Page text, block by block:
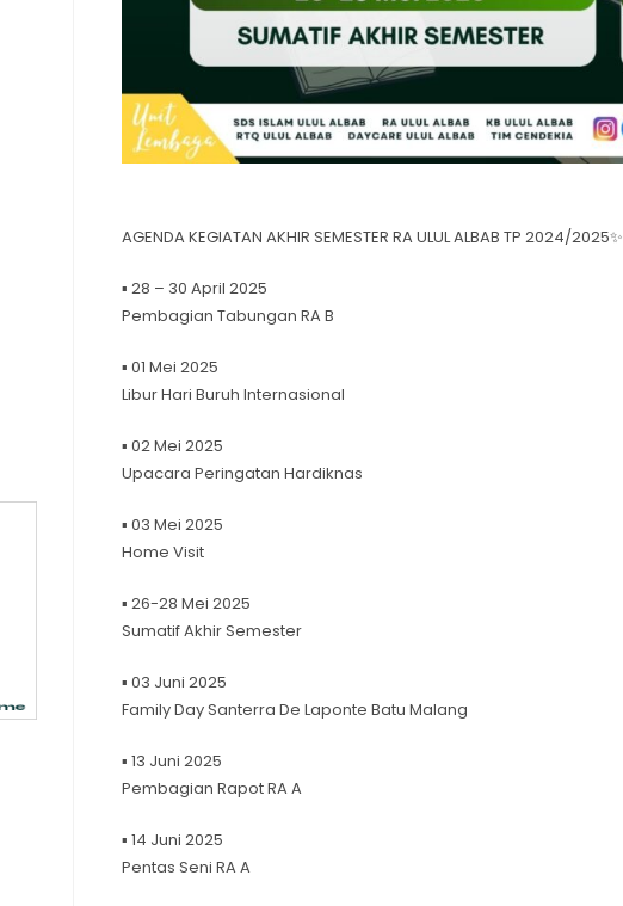
AGENDA KEGIATAN AKHIR SEMESTER RA ULUL ALBAB TP 2024/2025✨
▪ 28 – 30 April 2025
Pembagian Tabungan RA B
▪ 01 Mei 2025
Libur Hari Buruh Internasional
▪ 02 Mei 2025
Upacara Peringatan Hardiknas
▪ 03 Mei 2025
Home Visit
▪ 26-28 Mei 2025
Sumatif Akhir Semester
▪ 03 Juni 2025
Family Day Santerra De Laponte Batu Malang
▪ 13 Juni 2025
Pembagian Rapot RA A
▪ 14 Juni 2025
Pentas Seni RA A